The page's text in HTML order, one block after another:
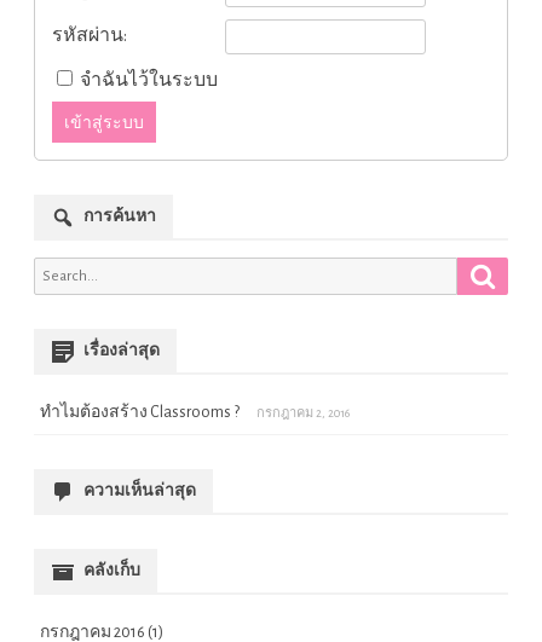
รหัสผ่าน:
จำฉันไว้ในระบบ
เข้าสู่ระบบ
การค้นหา
Search
for:
เรื่องล่าสุด
ทำไมต้องสร้าง Classrooms ? กรกฎาคม 2, 2016
ความเห็นล่าสุด
คลังเก็บ
กรกฎาคม 2016 (1)